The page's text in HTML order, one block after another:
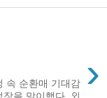
›
속 순환매 기대감
을 맞이했다. 외